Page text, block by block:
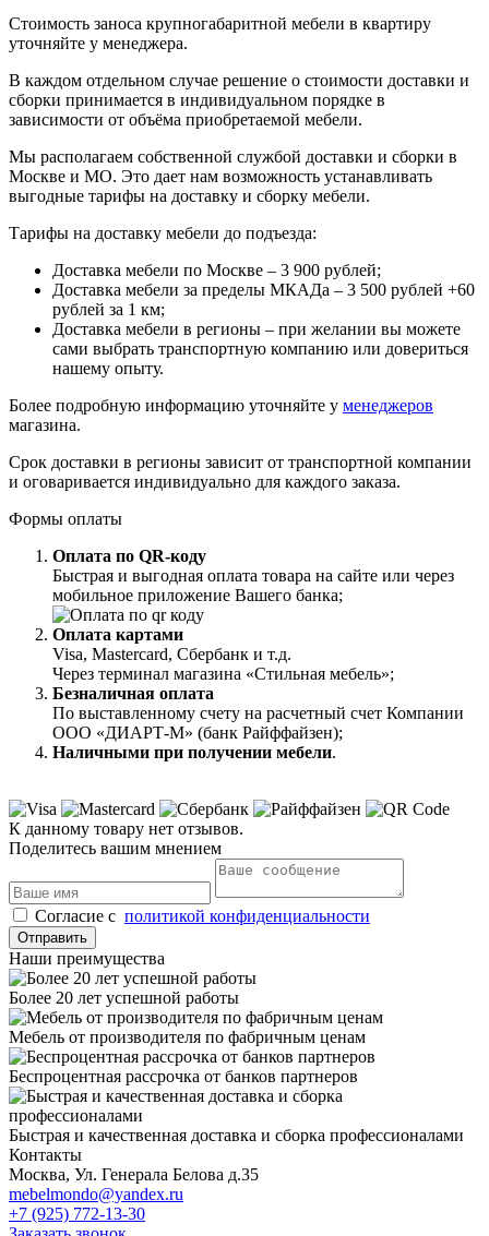
Стоимость заноса крупногабаритной мебели в квартиру
уточняйте у менеджера.
В каждом отдельном случае решение о стоимости доставки и
сборки принимается в индивидуальном порядке в
зависимости от объёма приобретаемой мебели.
Мы располагаем собственной службой доставки и сборки в
Москве и МО. Это дает нам возможность устанавливать
выгодные тарифы на доставку и сборку мебели.
Тарифы на доставку мебели до подъезда:
Доставка мебели по Москве – 3 900 рублей;
Доставка мебели за пределы МКАДа – 3 500 рублей +60
рублей за 1 км;
Доставка мебели в регионы – при желании вы можете
сами выбрать транспортную компанию или довериться
нашему опыту.
Более подробную информацию уточняйте у менеджеров
магазина.
Срок доставки в регионы зависит от транспортной компании
и оговаривается индивидуально для каждого заказа.
Формы оплаты
Оплата по QR-коду
Быстрая и выгодная оплата товара на сайте или через
мобильное приложение Вашего банка;
Оплата картами
Visa, Mastercard, Сбербанк и т.д.
Через терминал магазина «Стильная мебель»;
Безналичная оплата
По выставленному счету на расчетный счет Компании
ООО «ДИАРТ-М» (банк Райффайзен);
Наличными при получении мебели.
К данному товару нет отзывов.
Поделитесь вашим мнением
Cогласие с политикой конфиденциальности
Отправить
Наши преимущества
Более 20 лет успешной работы
Мебель от производителя по фабричным ценам
Беспроцентная рассрочка от банков партнеров
Быстрая и качественная доставка и сборка профессионалами
Контакты
Москва, Ул. Генерала Белова д.35
mebelmondo@yandex.ru
+7 (925) 772-13-30